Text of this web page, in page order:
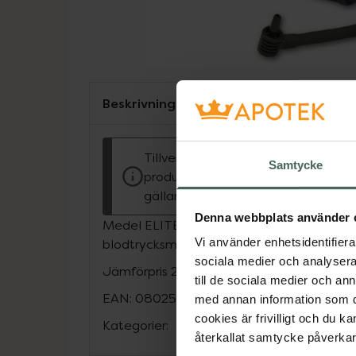
Samtycke
Denna webbplats använder
Vi använder
sociala medier och
till de sociala medier och
med annan information som
cookies är frivilligt och du
återkallat samtycke
Beskrivning
Tillverkaren garanterar genom
produkten är säker att använda
gällande krav.
Medel ELITE manchett är ett tillbehör till
blodtrycksmätare.
Jämförpris 279 kr /st
EAN: 08025081927536
Kategorier: